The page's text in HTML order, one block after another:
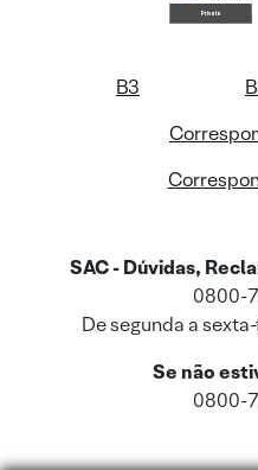
B3
SAC - Dúvidas,
0800-
De segunda a
Se não
0800-